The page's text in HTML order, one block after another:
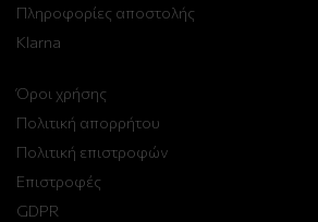
Πληροφορίες αποστολής
Klarna
Όροι χρήσης
Πολιτική απορρήτου
Πολιτική επιστροφών
Επιστροφές
GDPR